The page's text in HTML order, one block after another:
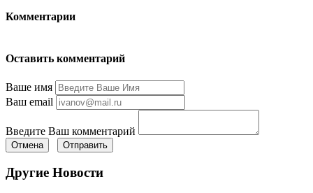
Комментарии
Оставить комментарий
Ваше имя
Ваш email
Введите Ваш комментарий
Отмена Отправить
Другие Новости